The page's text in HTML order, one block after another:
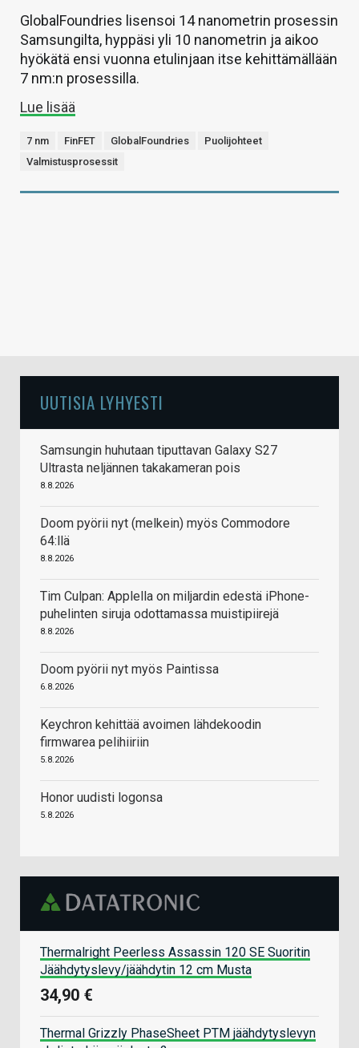
GlobalFoundries lisensoi 14 nanometrin prosessin
Samsungilta, hyppäsi yli 10 nanometrin ja aikoo
hyökätä ensi vuonna etulinjaan itse kehittämällään
7 nm:n prosessilla.
Lue lisää
7 nm FinFET GlobalFoundries
Puolijohteet
Valmistusprosessit
UUTISIA LYHYESTI
Samsungin huhutaan tiputtavan Galaxy S27
Ultrasta neljännen takakameran pois
8.8.2026
Doom pyörii nyt (melkein) myös Commodore
64:llä
8.8.2026
Tim Culpan: Applella on miljardin edestä iPhone-
puhelinten siruja odottamassa muistipiirejä
8.8.2026
Doom pyörii nyt myös Paintissa
6.8.2026
Keychron kehittää avoimen lähdekoodin
firmwarea pelihiiriin
5.8.2026
Honor uudisti logonsa
5.8.2026
Thermalright Peerless Assassin 120 SE Suoritin
Jäähdytyslevy/jäähdytin 12 cm Musta
34,90 €
Thermal Grizzly PhaseSheet PTM jäähdytyslevyn